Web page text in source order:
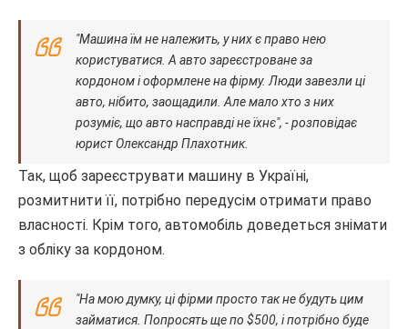
"Машина їм не належить, у них є право нею
користуватися. А авто зареєстроване за
кордоном і оформлене на фірму. Люди завезли ці
авто, нібито, заощадили. Але мало хто з них
розуміє, що авто насправді не їхнє", - розповідає
юрист Олександр Плахотник.
Так, щоб зареєструвати машину в Україні,
розмитнити її, потрібно передусім отримати право
власності. Крім того, автомобіль доведеться знімати
з обліку за кордоном.
"На мою думку, ці фірми просто так не будуть цим
займатися. Попросять ще по $500, і потрібно буде